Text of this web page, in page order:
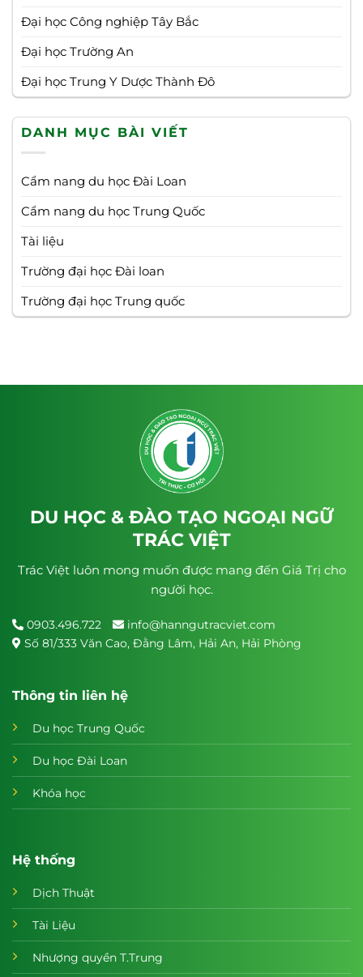
Đại học Công nghiệp Tây Bắc
Đại học Trường An
Đại học Trung Y Dược Thành Đô
DANH MỤC BÀI VIẾT
Cẩm nang du học Đài Loan
Cẩm nang du học Trung Quốc
Tài liệu
Trường đại học Đài loan
Trường đại học Trung quốc
DU HỌC & ĐÀO TẠO NGOẠI NGỮ
TRÁC VIỆT
Trác Việt luôn mong muốn được mang đến Giá Trị cho
người học.
0903.496.722
info@hanngutracviet.com
Số 81/333 Văn Cao, Đằng Lâm, Hải An, Hải Phòng
Thông tin liên hệ
Du học Trung Quốc
Du học Đài Loan
Khóa học
Hệ thống
Dịch Thuật
Tài Liệu
Nhượng quyền T.Trung